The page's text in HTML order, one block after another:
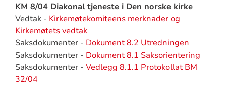
KM 8/04 Diakonal tjeneste i Den norske kirke
Vedtak - Kirkemøtekomiteens merknader og
Kirkemøtets vedtak
Saksdokumenter - Dokument 8.2 Utredningen
Saksdokumenter - Dokument 8.1 Saksorientering
Saksdokumenter - Vedlegg 8.1.1 Protokollat BM
32/04